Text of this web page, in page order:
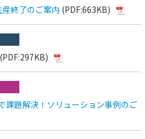
終了のご案内 (PDF:663KB)
(PDF:297KB)
課題解決！ソリューション事例のご